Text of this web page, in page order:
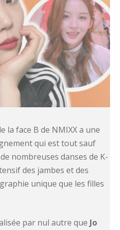
la face B de NMIXX a une
qui est tout sauf
nombreuses danses de K-
des jambes et des
unique que les filles
par nul autre que Jo